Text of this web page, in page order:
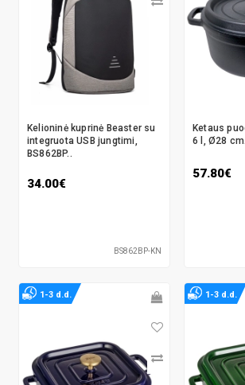
Kelioninė kuprinė Beaster su
integruota USB jungtimi,
BS862BP..
34.00€
BS862BP-KN
Ketaus
6 l, Ø28
57.80€
1-3 d.d. 1-3 d.d.